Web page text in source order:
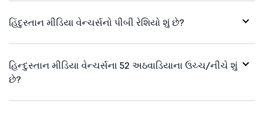
હિંદુસ્તાન મીડિયા વેન્ચર્સનો પીબી રેશિયો શું છે?
હિન્દુસ્તાન મીડિયા વેન્ચર્સના 52 અઠવાડિયાના ઉચ્ચ/નીચે શું
છે?